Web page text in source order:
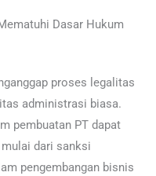
Dasar Hukum
proses legalitas
administrasi biasa.
pembuatan PT dapat
dari sanksi
pengembangan bisnis